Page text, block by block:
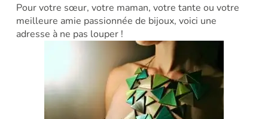
Pour votre sœur, votre maman, votre tante ou votre
meilleure amie passionnée de bijoux, voici une
adresse à ne pas louper !